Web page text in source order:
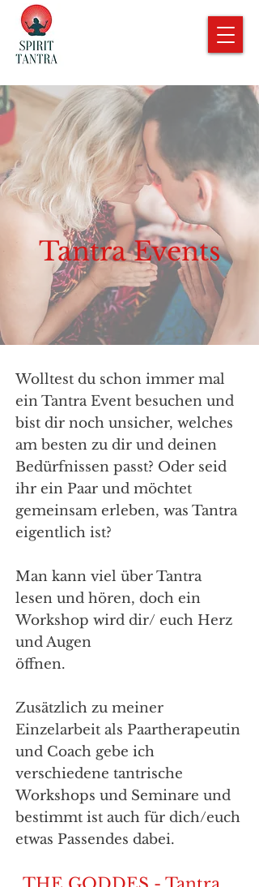
Tantra Events
Wolltest du schon immer mal
ein Tantra Event besuchen und
bist dir noch unsicher, welches
am besten zu dir und deinen
Bedürfnissen passt? Oder seid
ihr ein Paar und möchtet
gemeinsam erleben, was Tantra
eigentlich ist?
Man kann viel über Tantra
lesen und hören, doch ein
Workshop wird dir/ euch Herz
und Augen
öffnen.
Zusätzlich zu meiner
Einzelarbeit als Paartherapeutin
und Coach gebe ich
verschiedene tantrische
Workshops und Seminare und
bestimmt ist auch für dich/euch
etwas Passendes dabei.